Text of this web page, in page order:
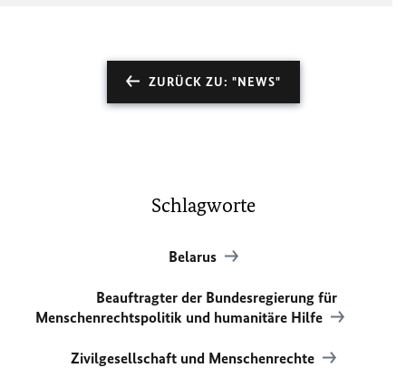
ZURÜCK ZU: "NEWS"
Schlagworte
Belarus
Beauftragter der Bundesregierung für
Menschenrechtspolitik und humanitäre Hilfe
Zivilgesellschaft und Menschenrechte